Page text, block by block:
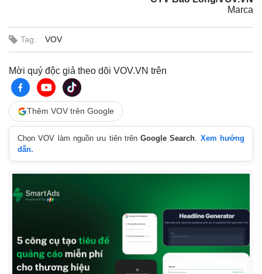
Marca
Tag: VOV
Mời quý độc giả theo dõi VOV.VN trên
Thêm VOV trên Google
Chọn VOV làm nguồn ưu tiên trênGoogle Search. Xem hướng
dẫn.